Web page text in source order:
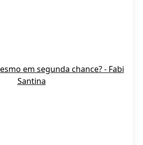
em segunda chance? - Fabi
Santina